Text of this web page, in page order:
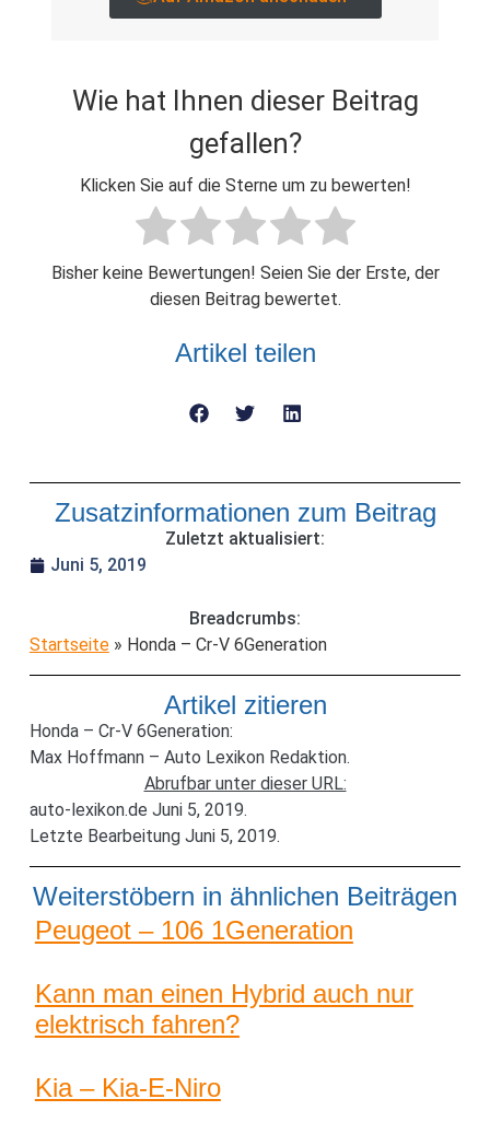
Wie hat Ihnen dieser Beitrag
gefallen?
Klicken Sie auf die Sterne um zu bewerten!
Bisher keine Bewertungen! Seien Sie der Erste, der
diesen Beitrag bewertet.
Artikel teilen
Zusatzinformationen zum Beitrag
Zuletzt aktualisiert:
Juni 5, 2019
Breadcrumbs:
Startseite» Honda – Cr-V 6Generation
Artikel zitieren
Honda – Cr-V 6Generation:
Max Hoffmann – Auto Lexikon Redaktion.
Abrufbar unter dieser URL:
auto-lexikon.de Juni 5, 2019.
Letzte Bearbeitung Juni 5, 2019.
Weiterstöbern in ähnlichen Beiträgen
Peugeot – 106 1Generation
Kann man einen Hybrid auch nur
elektrisch fahren?
Kia – Kia-E-Niro